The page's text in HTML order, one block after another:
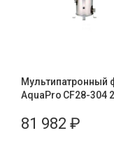
Мультипатронный
AquaPro CF28-304
81 982 ₽